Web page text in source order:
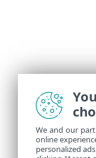
We and our
online
personalized